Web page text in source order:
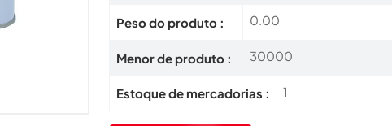
Peso do produto : 0.00
Menor de produto : 30000
Estoque de mercadorias : 1